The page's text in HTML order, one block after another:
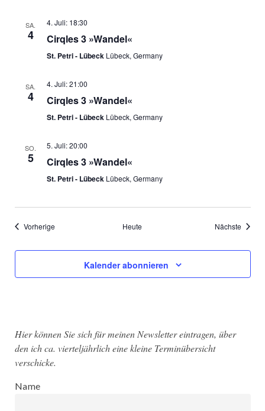
SA.
4
4. Juli: 18:30
Cirqles 3 »Wandel«
St. Petri - Lübeck Lübeck, Germany
SA.
4
4. Juli: 21:00
Cirqles 3 »Wandel«
St. Petri - Lübeck Lübeck, Germany
SO.
5
5. Juli: 20:00
Cirqles 3 »Wandel«
St. Petri - Lübeck Lübeck, Germany
VorherigeVeranstaltungen Heute Nächste
Kalender abonnieren
Hier können Sie sich für meinen Newsletter eintragen, über
den ich ca. vierteljährlich eine kleine Terminübersicht
verschicke.
Name